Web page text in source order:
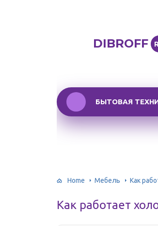
DIBROFF
БЫТОВАЯ
Home Мебель Как
Как работает